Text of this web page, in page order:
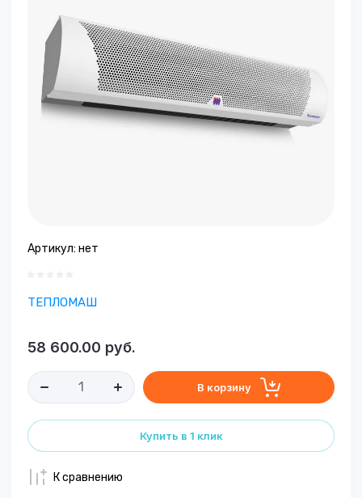
Артикул: нет
ТЕПЛОМАШ
58 600.00 руб.
В корзину
Купить в 1 клик
К сравнению